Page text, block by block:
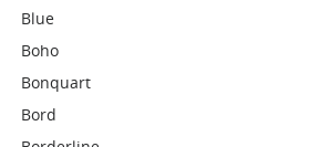
Blue
Boho
Bonquart
Bord